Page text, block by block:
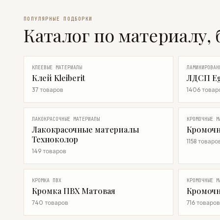
ПОПУЛЯРНЫЕ ПОДБОРКИ
Каталог по материалу,
КЛЕЕВЫЕ МАТЕРИАЛЫ
Клей Kleiberit
37 товаров
ЛДСП
1406
ЛАКОКРАСОЧНЫЕ МАТЕРИАЛЫ
Лакокрасочные материалы
Техноколор
149 товаров
КРОМОЧНЫЕ
1158
КРОМКА ПВХ
Кромка ПВХ Матовая
740 товаров
КРОМОЧНЫЕ
716 товаров